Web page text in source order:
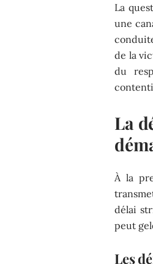
La
une
de la
du
La
À la
délai
peut
Les